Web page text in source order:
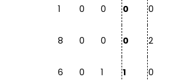
1 0 0 0 0
8 0 0 0 2
6 0 1 1 0